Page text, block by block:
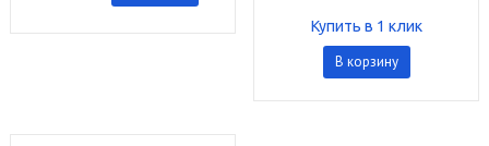
Купить в 1 клик
В корзину